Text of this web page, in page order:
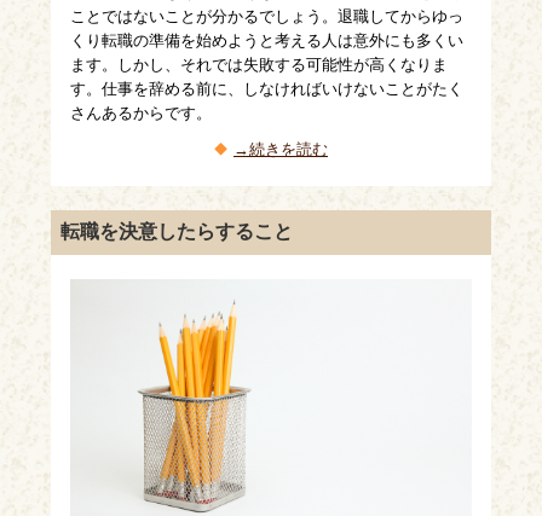
ことではないことが分かるでしょう。退職してからゆっ
くり転職の準備を始めようと考える人は意外にも多くい
ます。しかし、それでは失敗する可能性が高くなりま
す。仕事を辞める前に、しなければいけないことがたく
さんあるからです。
→続きを読む
転職を決意したらすること